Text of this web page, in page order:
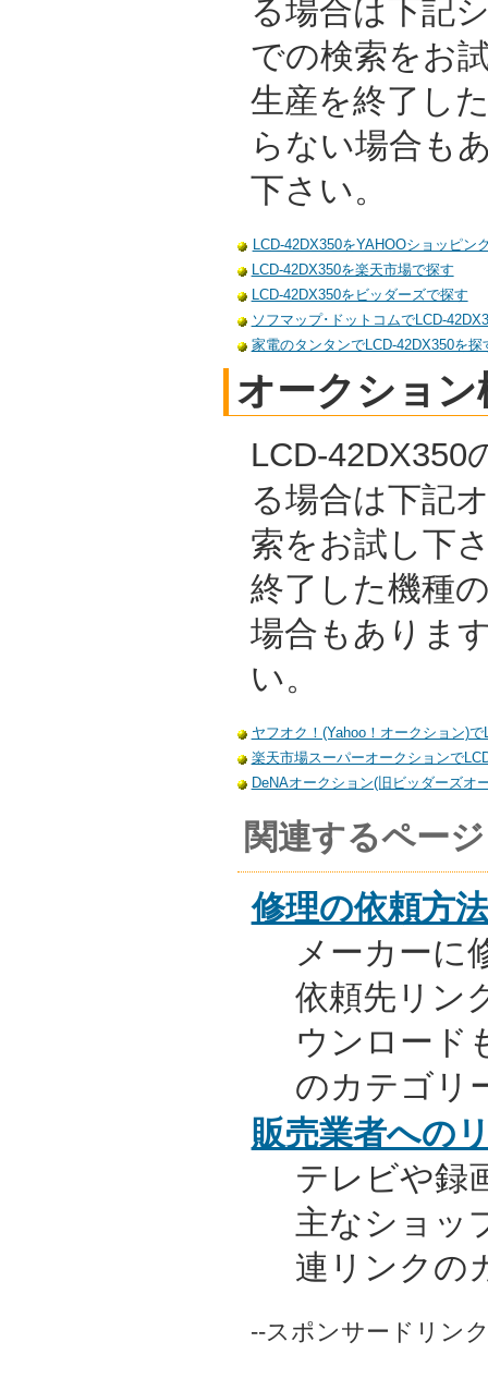
る場合は下記
での検索をお
生産を終了し
らない場合も
下さい。
LCD-42DX350をYAHOOショッピン
LCD-42DX350を楽天市場で探す
LCD-42DX350をビッダーズで探す
ソフマップ･ドットコムでLCD-
家電のタンタンでLCD-42DX350を探
オークション
LCD-42DX350
る場合は下記
索をお試し下
終了した機種
場合もありま
い。
ヤフオク！(Yahoo！オークション)
楽天市場スーパーオークションで
DeNAオークション(旧ビッダーズオ
関連するページ
修理の依頼方法
メーカーに
依頼先リン
ウンロード
のカテゴリ
販売業者への
テレビや録
主なショッ
連リンクの
--スポンサードリン